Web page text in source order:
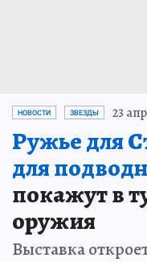
НОВОСТИ ЗВЕЗДЫ 23
Ружье для
для
покажут в
оружия
Выставка